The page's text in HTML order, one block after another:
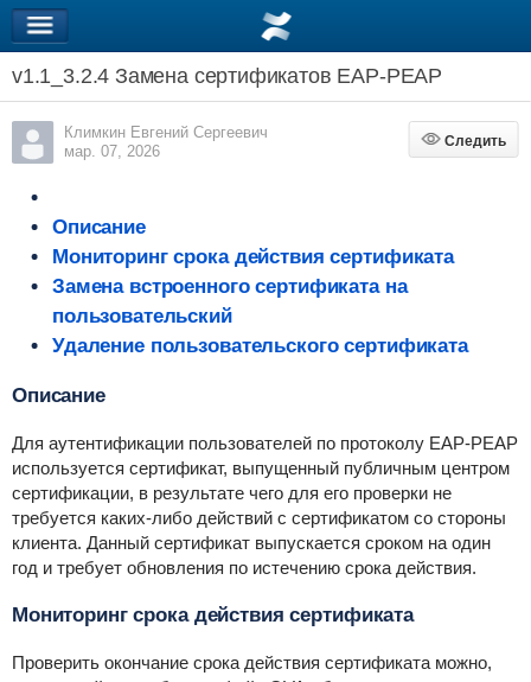
v1.1_3.2.4 Замена сертификатов EAP-PEAP
Климкин Евгений Сергеевич
мар. 07, 2026
Следить
Следить
Описание
Мониторинг срока действия сертификата
Замена встроенного сертификата на
пользовательский
Удаление пользовательского сертификата
Описание
Для аутентификации пользователей по протоколу EAP-PEAP
используется сертификат, выпущенный публичным центром
сертификации, в результате чего для его проверки не
требуется каких-либо действий с сертификатом со стороны
клиента. Данный сертификат выпускается сроком на один
год и требует обновления по истечению срока действия.
Мониторинг срока действия сертификата
Проверить окончание срока действия сертификата можно,